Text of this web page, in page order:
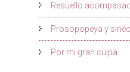
Resuello
Prosopopeya y
Por mi gran culpa